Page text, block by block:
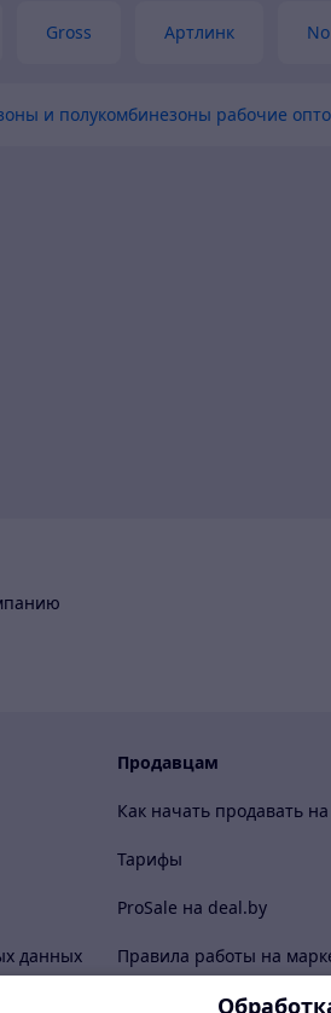
Gross Артлинк
и полукомбинезоны рабочие
данных
Продавцам
Как начать продавать
Тарифы
ProSale на deal.by
Правила работы на